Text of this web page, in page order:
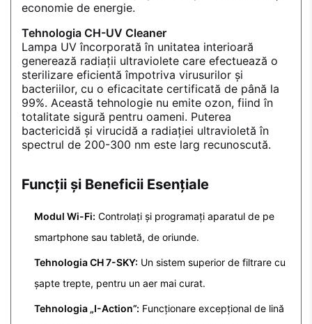
economie de energie.
Tehnologia CH-UV Cleaner
Lampa UV încorporată în unitatea interioară
generează radiații ultraviolete care efectuează o
sterilizare eficientă împotriva virusurilor și
bacteriilor, cu o eficacitate certificată de până la
99%. Această tehnologie nu emite ozon, fiind în
totalitate sigură pentru oameni. Puterea
bactericidă și virucidă a radiației ultravioletă în
spectrul de 200-300 nm este larg recunoscută.
Funcții și Beneficii Esențiale
Modul Wi-Fi: Controlați și programați aparatul de pe
smartphone sau tabletă, de oriunde.
Tehnologia CH 7-SKY: Un sistem superior de filtrare cu
șapte trepte, pentru un aer mai curat.
Tehnologia „I-Action”: Funcționare excepțional de lină